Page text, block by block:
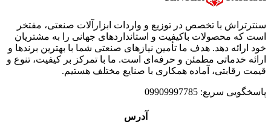
سنترتراش با تخصص در توزیع و واردات ابزارآلات صنعتی، مفتخر
است که محصولات باکیفیت و استانداردهای جهانی را به مشتریان
خود ارائه دهد. هدف ما تأمین نیازهای صنعتی شما با بهترین برندها و
ارائه خدماتی مطمئن و حرفه‌ای است. ما با تمرکز بر کیفیت، تنوع و
قیمت رقابتی، آماده همکاری با صنایع مختلف هستیم.
پاسخگویی سریع: 09909997785
آدرس